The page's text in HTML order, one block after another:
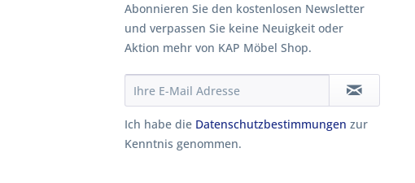
Abonnieren Sie den kostenlosen Newsletter
und verpassen Sie keine Neuigkeit oder
Aktion mehr von KAP Möbel Shop.
Ich habe die Datenschutzbestimmungen zur
Kenntnis genommen.